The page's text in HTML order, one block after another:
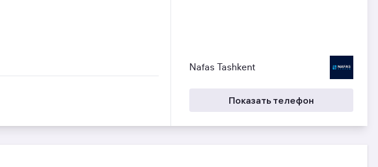
Nafas Tashkent
Показать телефон